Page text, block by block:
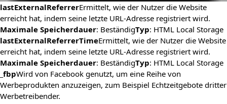
lastExternalReferrerErmittelt, wie der Nutzer die Website
erreicht hat, indem seine letzte URL-Adresse registriert wird.
Maximale Speicherdauer: BeständigTyp: HTML Local Storage
lastExternalReferrerTimeErmittelt, wie der Nutzer die Website
erreicht hat, indem seine letzte URL-Adresse registriert wird.
Maximale Speicherdauer: BeständigTyp: HTML Local Storage
_fbpWird von Facebook genutzt, um eine Reihe von
Werbeprodukten anzuzeigen, zum Beispiel Echtzeitgebote dritter
Werbetreibender.